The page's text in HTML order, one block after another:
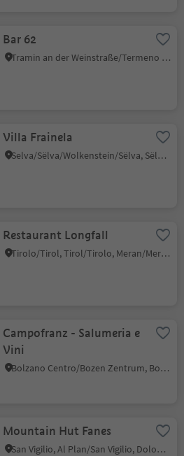
Bar 62
Tramin an der Weinstraße/Termeno sulla Strada del Vino, Alto Adige Wine Road
Villa Frainela
Selva/Sëlva/Wolkenstein/Sëlva, Sëlva/Selva di Val Gardena, Dolomites Region Val Gardena
Restaurant Longfall
Tirolo/Tirol, Tirol/Tirolo, Meran/Merano and environs
Campofranz - Salumeria e
Vini
Bolzano Centro/Bozen Zentrum, Bolzano/Bozen, Bolzano/Bozen and environs
Mountain Hut Fanes
San Vigilio, Al Plan/San Vigilio, Dolomites Region Kronplatz/Plan de Corones